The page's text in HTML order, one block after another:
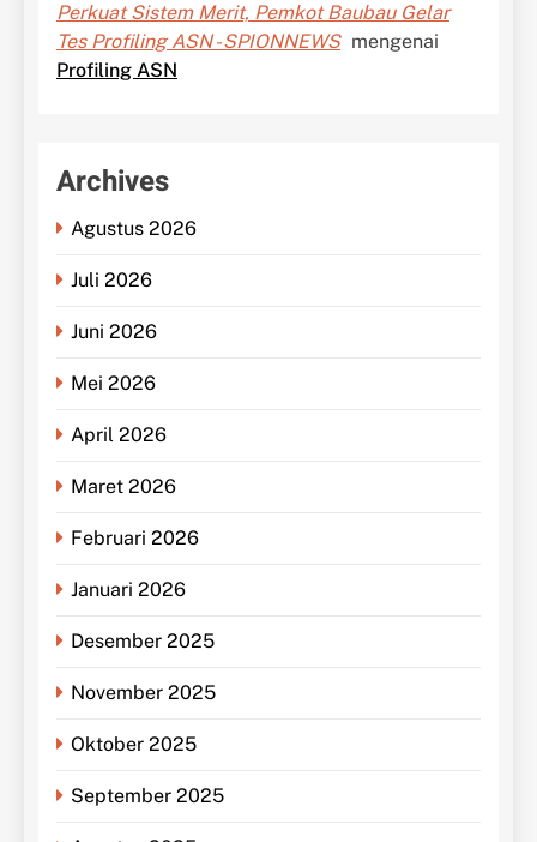
Perkuat Sistem Merit, Pemkot Baubau Gelar
Tes Profiling ASN - SPIONNEWS mengenai
Profiling ASN
Archives
Agustus 2026
Juli 2026
Juni 2026
Mei 2026
April 2026
Maret 2026
Februari 2026
Januari 2026
Desember 2025
November 2025
Oktober 2025
September 2025